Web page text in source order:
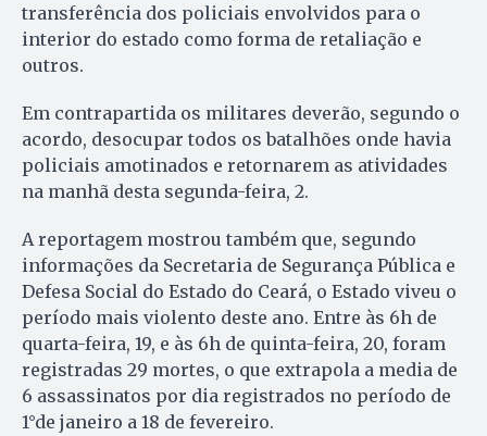
transferência dos policiais envolvidos para o
interior do estado como forma de retaliação e
outros.
Em contrapartida os militares deverão, segundo o
acordo, desocupar todos os batalhões onde havia
policiais amotinados e retornarem as atividades
na manhã desta segunda-feira, 2.
A reportagem mostrou também que, segundo
informações da Secretaria de Segurança Pública e
Defesa Social do Estado do Ceará, o Estado viveu o
período mais violento deste ano. Entre às 6h de
quarta-feira, 19, e às 6h de quinta-feira, 20, foram
registradas 29 mortes, o que extrapola a media de
6 assassinatos por dia registrados no período de
1°de janeiro a 18 de fevereiro.